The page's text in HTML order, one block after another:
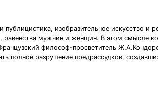
публицистика, изобразительное искусство
мужчин и женщин. В этом смысле
философ-просветитель
полное разрушение предрассудков,